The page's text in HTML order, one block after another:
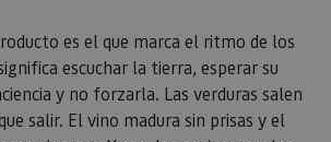
es el que marca el ritmo de los
escuchar la tierra, esperar su
y no forzarla. Las verduras salen
salir. El vino madura sin prisas y el